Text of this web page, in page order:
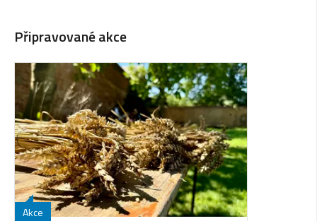
Připravované akce
Akce